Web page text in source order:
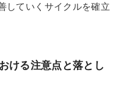
していくサイクルを確立
ける注意点と落とし